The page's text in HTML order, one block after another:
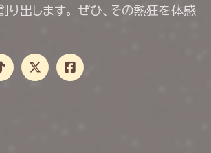
り出します。 ぜひ、その熱狂を体感